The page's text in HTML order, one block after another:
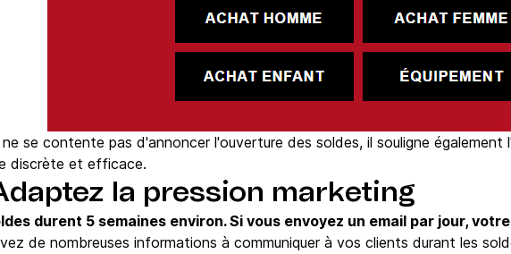
ne se contente pas d'annoncer l'ouverture des soldes, il souligne
discrète et efficace.
la pression marketing
durent 5 semaines environ. Si vous envoyez un email par jour,
de nombreuses informations à communiquer à vos clients durant les